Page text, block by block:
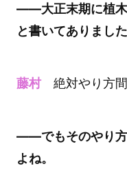
――大正末期に植木
と書いてありました
藤村絶対やり方間
――でもそのやり方
よね。